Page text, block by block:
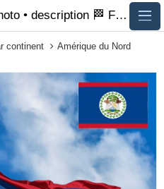
Drapeau du Belize • photo • description 🏁 FlagsSite.com
continent
Amérique du Nord